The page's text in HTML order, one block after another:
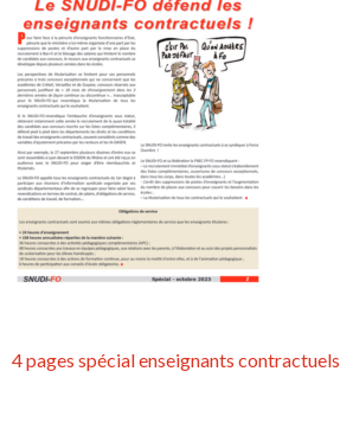
4 pages spécial enseignants contractuels